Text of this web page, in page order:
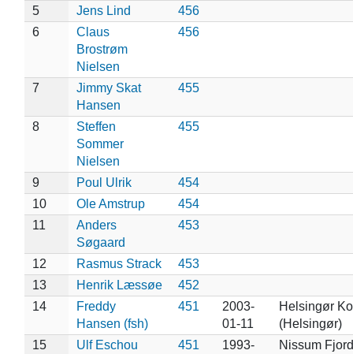
5 Jens Lind
456
6
Claus
Brostrøm
Nielsen
456
7
Jimmy Skat
Hansen
455
8
Steffen
Sommer
Nielsen
455
9 Poul Ulrik
454
10
Ole Amstrup
454
11
Anders
Søgaard
453
12 Rasmus Strack
453
13
Henrik Læssøe
452
14
Freddy
Hansen (fsh)
451
2003-
01-11
Helsingør
(Helsingør)
15
Ulf Eschou
451
1993-
Nissum Fjord